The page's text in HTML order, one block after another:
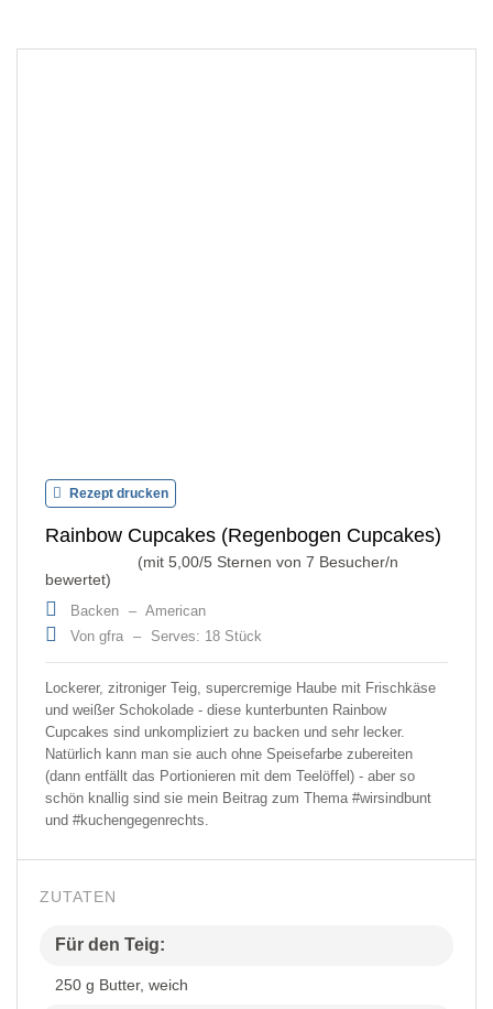
Rezept drucken
Rainbow Cupcakes (Regenbogen Cupcakes)
(mit 5,00/5 Sternen von 7 Besucher/n
bewertet)
Backen – American
Von gfra – Serves: 18 Stück
Lockerer, zitroniger Teig, supercremige Haube mit Frischkäse
und weißer Schokolade - diese kunterbunten Rainbow
Cupcakes sind unkompliziert zu backen und sehr lecker.
Natürlich kann man sie auch ohne Speisefarbe zubereiten
(dann entfällt das Portionieren mit dem Teelöffel) - aber so
schön knallig sind sie mein Beitrag zum Thema #wirsindbunt
und #kuchengegenrechts.
ZUTATEN
Für den Teig:
250 g Butter, weich